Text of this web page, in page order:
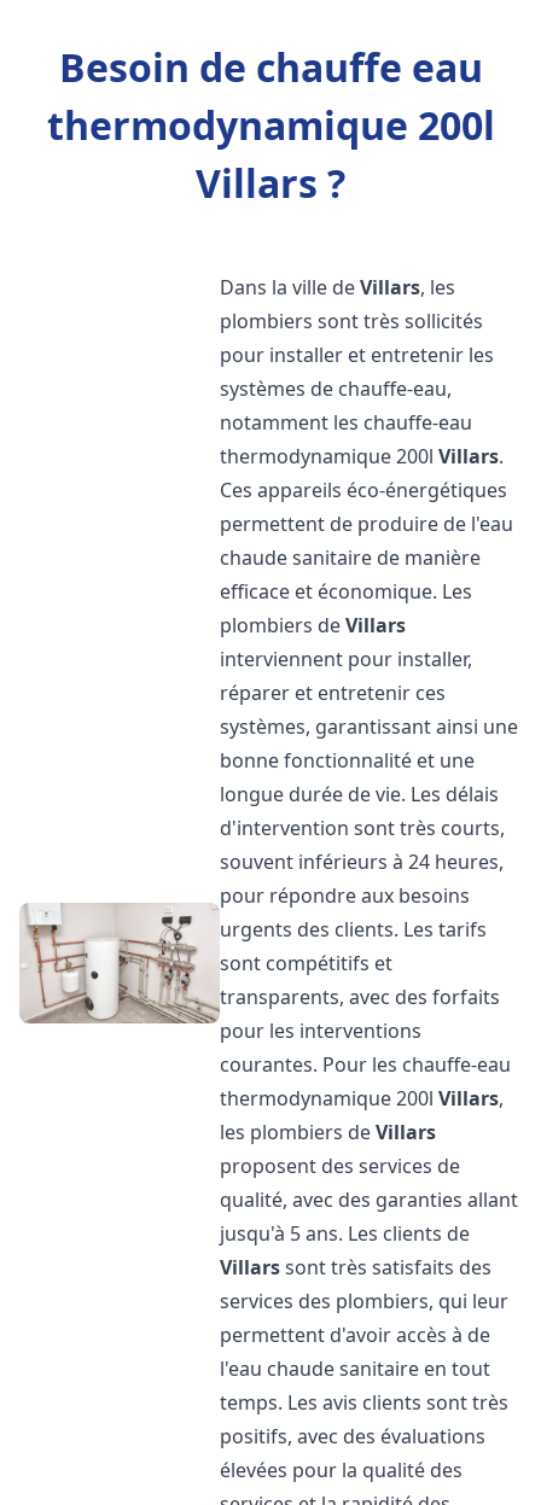
Besoin de chauffe eau
thermodynamique 200l
Villars ?
Dans la ville deVillars, les
plombiers sont très sollicités
pour installer et entretenir les
systèmes de chauffe-eau,
notamment les chauffe-eau
thermodynamique 200lVillars.
Ces appareils éco-énergétiques
permettent de produire de l'eau
chaude sanitaire de manière
efficace et économique. Les
plombiers deVillars
interviennent pour installer,
réparer et entretenir ces
systèmes, garantissant ainsi une
bonne fonctionnalité et une
longue durée de vie. Les délais
d'intervention sont très courts,
souvent inférieurs à 24 heures,
pour répondre aux besoins
urgents des clients. Les tarifs
sont compétitifs et
transparents, avec des forfaits
pour les interventions
courantes. Pour les chauffe-eau
thermodynamique 200lVillars,
les plombiers deVillars
proposent des services de
qualité, avec des garanties allant
jusqu'à 5 ans. Les clients de
Villarssont très satisfaits des
services des plombiers, qui leur
permettent d'avoir accès à de
l'eau chaude sanitaire en tout
temps. Les avis clients sont très
positifs, avec des évaluations
élevées pour la qualité des